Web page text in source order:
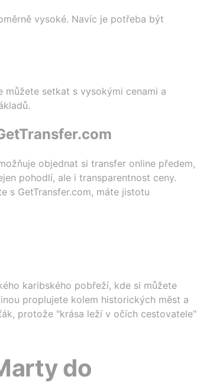
vysoké. Navíc je potřeba být
můžete setkat s vysokými cenami a
objednat si transfer online předem,
pohodlí, ale i transparentnost ceny.
s GetTransfer.com, máte jistotu
karibského pobřeží, kde si můžete
proplujete kolem historických měst a
protože "krása leží v očích cestovatele"
do